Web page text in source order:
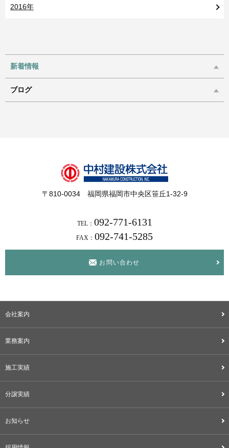
2016年
新着情報
ブログ
〒810-0034 福岡県福岡市中央区笹丘1-32-9
TEL： 092-771-6131
FAX： 092-741-5285
お問い合わせ
会社案内
業務案内
施工実績
分譲実績
お知らせ